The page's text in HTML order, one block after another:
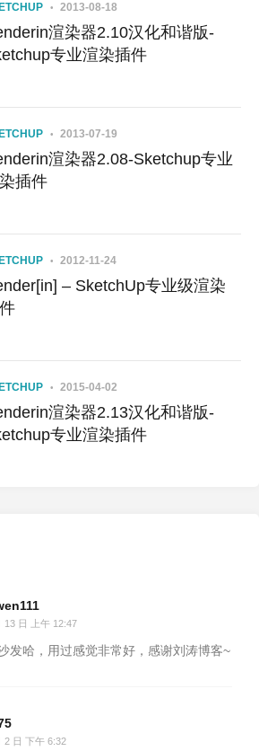
2013-08-18
渲染器2.10汉化和谐版-
专业渲染插件
2013-07-19
渲染器2.08-Sketchup专业
插件
2012-11-24
– SketchUp专业级渲染
2015-04-02
渲染器2.13汉化和谐版-
专业渲染插件
13 日 上午 12:47
发哈，用过感觉非常好，感谢刘涛博客~
2 日 下午 6:32